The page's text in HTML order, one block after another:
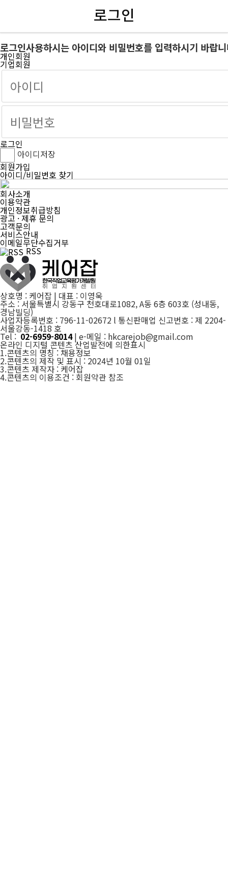
로그인
로그인사용하시는 아이디와 비밀번호를 입력하시기 바랍
개인회원
기업회원
로그인
아이디저장
회원가입
아이디/비밀번호 찾기
회사소개
이용약관
개인정보취급방침
광고 · 제휴 문의
고객문의
서비스안내
이메일무단수집거부
RSS
상호명 : 케어잡 | 대표 : 이영욱
주소 : 서울특별시 강동구 천호대로1082, A동 6층 603호 (성내동,
경남빌딩)
사업자등록번호 : 796-11-02672 l 통신판매업 신고번호 : 제 2204-
서울강동-1418 호
Tel : 02-6959-8014| e-메일 : hkcarejob@gmail.com
온라인 디지털 콘텐츠 산업발전에 의한표시
1.콘텐츠의 명칭 : 채용정보
2.콘텐츠의 제작 및 표시 : 2024년 10월 01일
3.콘텐츠 제작자 : 케어잡
4.콘텐츠의 이용조건 : 회원약관 참조